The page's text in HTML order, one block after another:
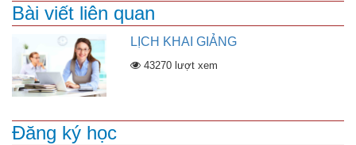
Bài viết liên quan
LỊCH KHAI GIẢNG
43270 lượt xem
Đăng ký học